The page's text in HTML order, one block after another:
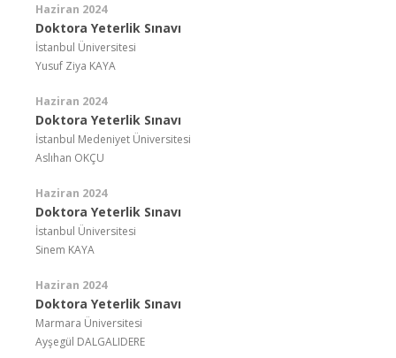
Haziran 2024
Doktora Yeterlik Sınavı
İstanbul Üniversitesi
Yusuf Ziya KAYA
Haziran 2024
Doktora Yeterlik Sınavı
İstanbul Medeniyet Üniversitesi
Aslıhan OKÇU
Haziran 2024
Doktora Yeterlik Sınavı
İstanbul Üniversitesi
Sinem KAYA
Haziran 2024
Doktora Yeterlik Sınavı
Marmara Üniversitesi
Ayşegül DALGALIDERE